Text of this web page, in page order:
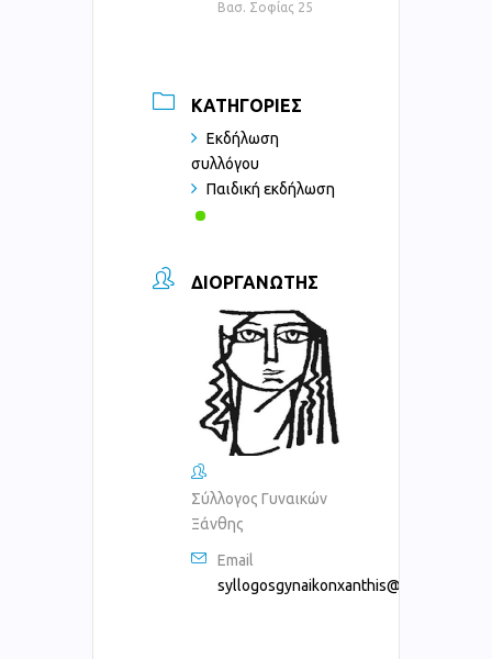
Βασ. Σοφίας 25
ΚΑΤΗΓΟΡΊΕΣ
Εκδήλωση
συλλόγου
Παιδική εκδήλωση
ΔΙΟΡΓΑΝΩΤΉΣ
Σύλλογος Γυναικών
Ξάνθης
Email
syllogosgynaikonxanthis@gmail.com